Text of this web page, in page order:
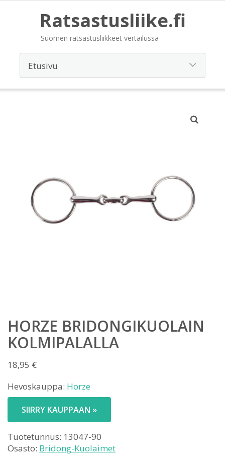
Ratsastusliike.fi
Suomen ratsastusliikkeet vertailussa
HORZE BRIDONGIKUOLAIN
KOLMIPALALLA
18,95 €
Hevoskauppa: Horze
SIIRRY KAUPPAAN »
Tuotetunnus: 13047-90
Osasto: Bridong-Kuolaimet